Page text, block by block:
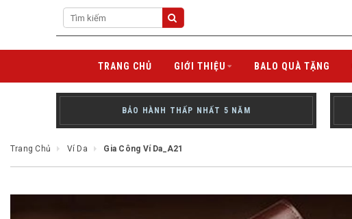
TRANG CHỦ GIỚI THIỆU BALO QUÀ TẶNG
BẢO HÀNH THẤP NHẤT 5 NĂM
Trang Chủ Ví Da Gia Công Ví Da_A21